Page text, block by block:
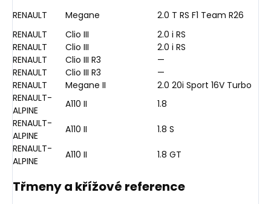
RENAULT Megane
2.0 T RS F1 Team R26
RENAULT
Clio III
2.0 i RS
RENAULT
Clio III
2.0 i RS
RENAULT
Clio III R3
—
RENAULT
Clio III R3
—
RENAULT
Megane II
2.0 20i Sport 16V Turbo
RENAULT-
ALPINE
A110 II
1.8
RENAULT-
ALPINE
A110 II
1.8 S
RENAULT-
ALPINE
A110 II 1.8 GT
Třmeny a křížové reference